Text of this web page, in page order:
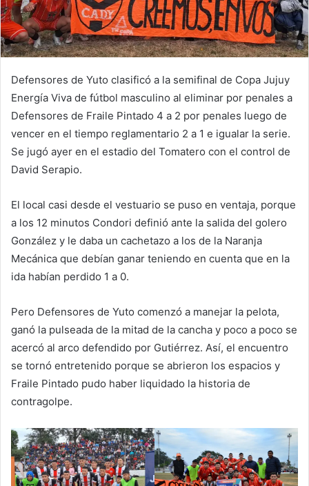
Defensores de Yuto clasificó a la semifinal de Copa Jujuy
Energía Viva de fútbol masculino al eliminar por penales a
Defensores de Fraile Pintado 4 a 2 por penales luego de
vencer en el tiempo reglamentario 2 a 1 e igualar la serie.
Se jugó ayer en el estadio del Tomatero con el control de
David Serapio.
El local casi desde el vestuario se puso en ventaja, porque
a los 12 minutos Condori definió ante la salida del golero
González y le daba un cachetazo a los de la Naranja
Mecánica que debían ganar teniendo en cuenta que en la
ida habían perdido 1 a 0.
Pero Defensores de Yuto comenzó a manejar la pelota,
ganó la pulseada de la mitad de la cancha y poco a poco se
acercó al arco defendido por Gutiérrez. Así, el encuentro
se tornó entretenido porque se abrieron los espacios y
Fraile Pintado pudo haber liquidado la historia de
contragolpe.